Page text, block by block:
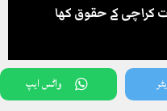
کراچی کے حقوق کھا
واٹس ایپ